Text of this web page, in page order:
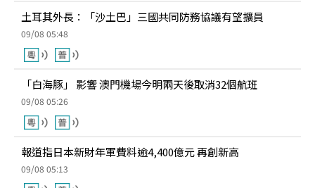
土耳其外長：「沙土巴」三國共同防務協議有望擴員
09/08 05:48
「白海豚」 影響 澳門機場今明兩天後取消32個航班
09/08 05:26
報道指日本新財年軍費料逾4,400億元 再創新高
09/08 05:13